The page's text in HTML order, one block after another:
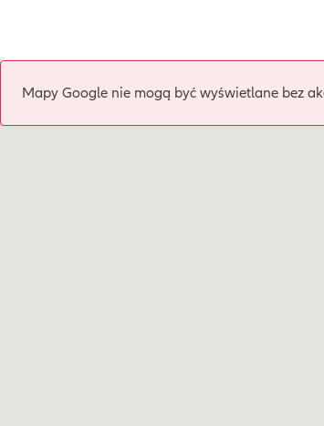
Mapy Google nie mogą być wyświetlane bez